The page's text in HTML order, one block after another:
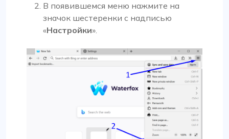
В появившемся меню нажмите на
значок шестеренки с надписью
«Настройки».